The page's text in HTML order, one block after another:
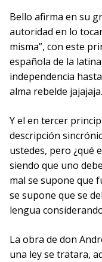
Bello afirma en su
autoridad en lo
misma”, con este
española de la
independencia
alma rebelde jajajaja.
Y el en tercer
descripción
ustedes, pero ¿qué
siendo que uno
mal se supone que
se supone que se
lengua
La obra de don
una ley se tratara,